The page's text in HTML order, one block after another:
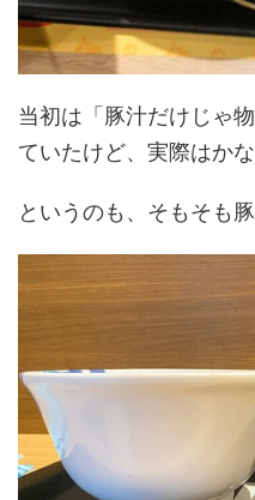
当初は「豚汁だけじゃ
ていたけど、実際はか
というのも、そもそも